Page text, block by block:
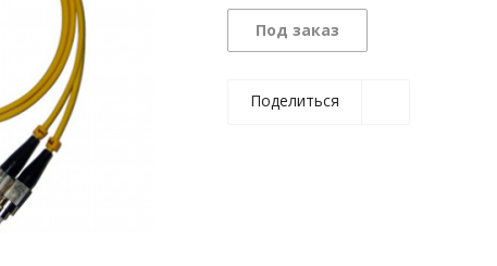
Под заказ
Поделиться